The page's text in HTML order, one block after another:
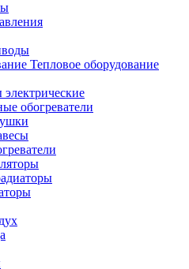
Тепловое оборудование
обогреватели